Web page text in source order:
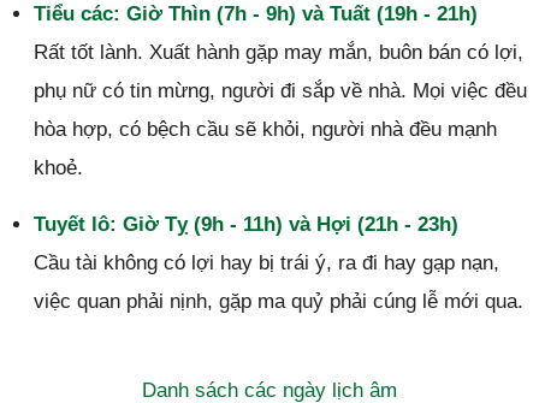
Tiểu các: Giờ Thìn (7h - 9h) và Tuất (19h - 21h)
Rất tốt lành. Xuất hành gặp may mắn, buôn bán có lợi,
phụ nữ có tin mừng, người đi sắp về nhà. Mọi việc đều
hòa hợp, có bệch cầu sẽ khỏi, người nhà đều mạnh
khoẻ.
Tuyết lô: Giờ Tỵ (9h - 11h) và Hợi (21h - 23h)
Cầu tài không có lợi hay bị trái ý, ra đi hay gạp nạn,
việc quan phải nịnh, gặp ma quỷ phải cúng lễ mới qua.
Danh sách các ngày lịch âm